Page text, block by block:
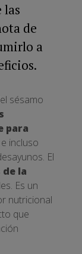
las
de
a
sésamo
para
incluso
El
la
Es un
nutricional
que